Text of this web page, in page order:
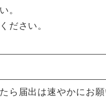
。
ださい。
ら届出は速やかにお願